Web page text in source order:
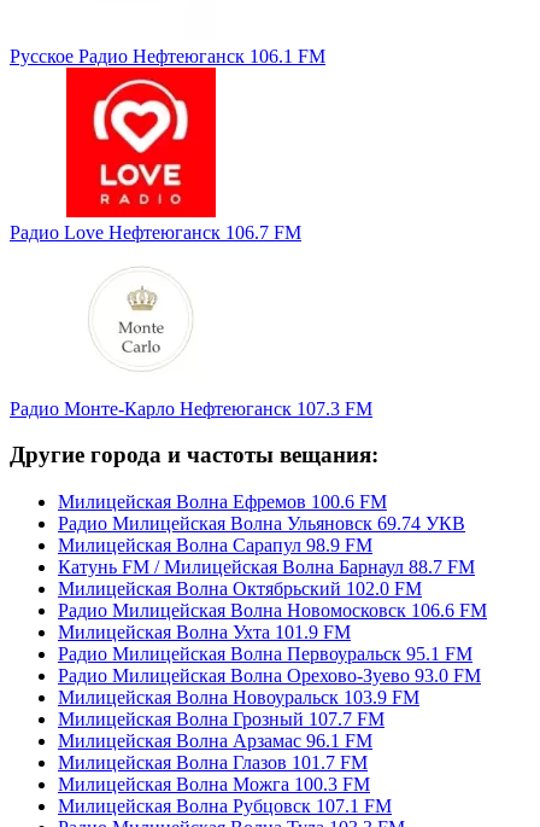
Русское Радио Нефтеюганск 106.1 FM
Радио Love Нефтеюганск 106.7 FM
Радио Монте-Карло Нефтеюганск 107.3 FM
Другие города и частоты вещания:
Милицейская Волна Ефремов 100.6 FM
Радио Милицейская Волна Ульяновск 69.74 УКВ
Милицейская Волна Сарапул 98.9 FM
Катунь FM / Милицейская Волна Барнаул 88.7 FM
Милицейская Волна Октябрьский 102.0 FM
Радио Милицейская Волна Новомосковск 106.6 FM
Милицейская Волна Ухта 101.9 FM
Радио Милицейская Волна Первоуральск 95.1 FM
Радио Милицейская Волна Орехово-Зуево 93.0 FM
Милицейская Волна Новоуральск 103.9 FM
Милицейская Волна Грозный 107.7 FM
Милицейская Волна Арзамас 96.1 FM
Милицейская Волна Глазов 101.7 FM
Милицейская Волна Можга 100.3 FM
Милицейская Волна Рубцовск 107.1 FM